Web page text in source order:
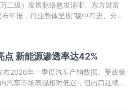
二级）发展脉络愈发清晰。东方财富
年报，行业整体呈现“稳中有进、分化
新能源渗透率达42%
布2026年一季度汽车产销数据。受政策
汽车市场表现相对低迷，但出口延续高